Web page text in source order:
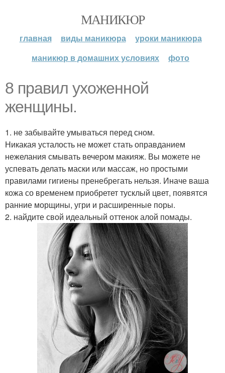
МАНИКЮР
главная виды маникюра
уроки маникюра
маникюр в домашних условиях
фото
8 правил ухоженной
женщины.
1. не забывайте умываться перед сном.
Никакая усталость не может стать оправданием
нежелания смывать вечером макияж. Вы можете не
успевать делать маски или массаж, но простыми
правилами гигиены пренебрегать нельзя. Иначе ваша
кожа со временем приобретет тусклый цвет, появятся
ранние морщины, угри и расширенные поры.
2. найдите свой идеальный оттенок алой помады.